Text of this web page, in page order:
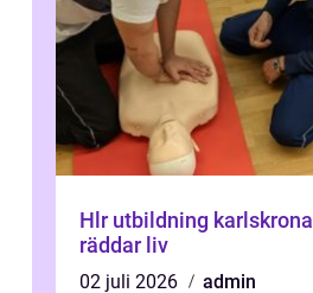
Hlr utbildning karlskrona kunskap som
räddar liv
02 juli 2026
admin